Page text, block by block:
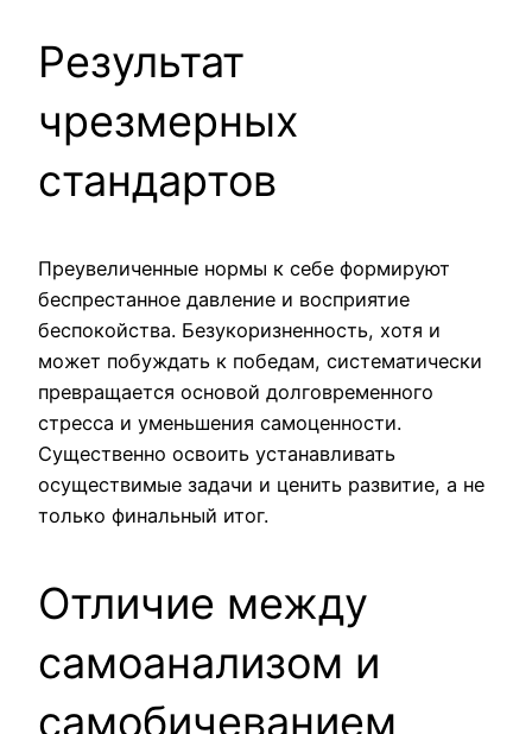
Результат
чрезмерных
стандартов
Преувеличенные нормы к себе формируют
беспрестанное давление и восприятие
беспокойства. Безукоризненность, хотя и
может побуждать к победам, систематически
превращается основой долговременного
стресса и уменьшения самоценности.
Существенно освоить устанавливать
осуществимые задачи и ценить развитие, а не
только финальный итог.
Отличие между
самоанализом и
самобичеванием